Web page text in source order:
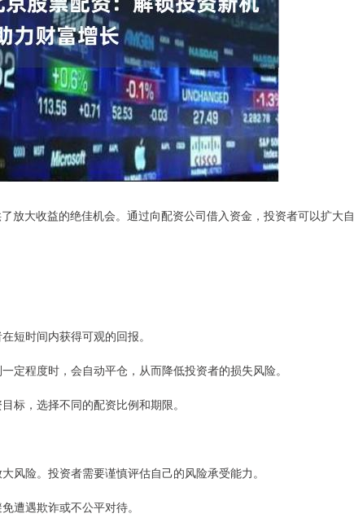
放大收益的绝佳机会。通过向配资公司借入资金，投资者可以扩大自
短时间内获得可观的回报。
定程度时，会自动平仓，从而降低投资者的损失风险。
标，选择不同的配资比例和期限。
风险。投资者需要谨慎评估自己的风险承受能力。
遭遇欺诈或不公平对待。